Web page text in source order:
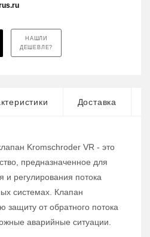
НАШЛИ
ДЕШЕВЛЕ?
Доставка
Kromschroder VR - это
предназначенное для
и регулирования потока
системах. Клапан
защиту от обратного потока
аварийные ситуации.